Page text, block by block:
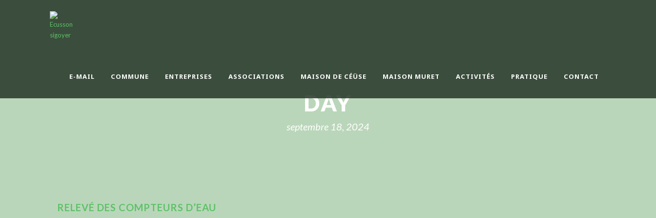
E-MAIL COMMUNE ENTREPRISES ASSOCIATIONS MAISON DE CÉÜSE MAISON MURET ACTIVITÉS PRATIQUE CONTACT
DAY
septembre 18, 2024
RELEVÉ DES COMPTEURS D’EAU